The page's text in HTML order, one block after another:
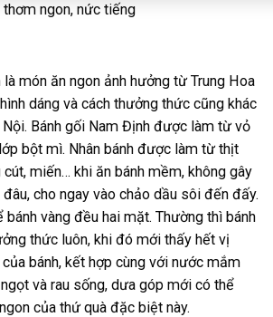
ngon, nức tiếng
món ăn ngon ảnh hưởng từ Trung Hoa
dáng và cách thưởng thức cũng khác
Bánh gối Nam Định được làm từ vỏ
bột mì. Nhân bánh được làm từ thịt
miến… khi ăn bánh mềm, không gây
cho ngay vào chảo dầu sôi đến đấy.
bánh vàng đều hai mặt. Thường thì bánh
thức luôn, khi đó mới thấy hết vị
bánh, kết hợp cùng với nước mắm
và rau sống, dưa góp mới có thể
của thứ quà đặc biệt này.